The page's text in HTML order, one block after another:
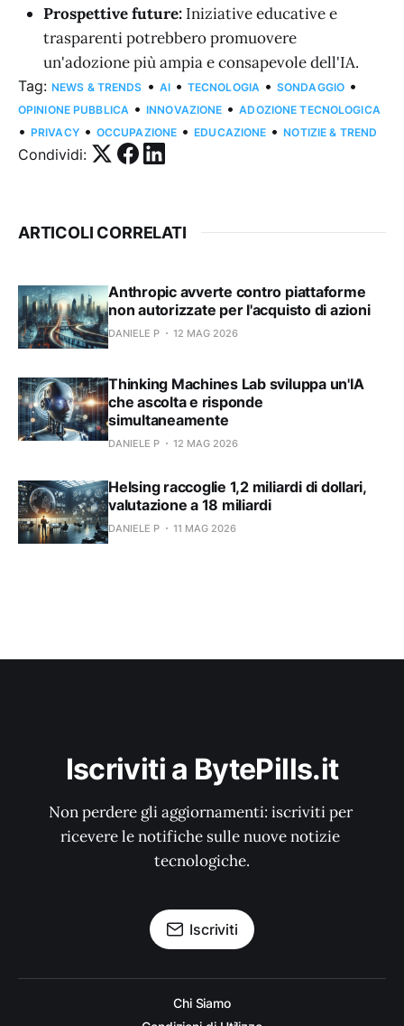
Prospettive future: Iniziative educative e
trasparenti potrebbero promuovere
un'adozione più ampia e consapevole dell'IA.
Tag: NEWS & TRENDS • AI • TECNOLOGIA • SONDAGGIO •
OPINIONE PUBBLICA • INNOVAZIONE • ADOZIONE TECNOLOGICA
• PRIVACY • OCCUPAZIONE • EDUCAZIONE • NOTIZIE & TREND
Condividi:
ARTICOLI CORRELATI
Anthropic avverte contro piattaforme
non autorizzate per l'acquisto di azioni
DANIELE P 12 MAG 2026
Thinking Machines Lab sviluppa un'IA
che ascolta e risponde
simultaneamente
DANIELE P 12 MAG 2026
Helsing raccoglie 1,2 miliardi di dollari,
valutazione a 18 miliardi
DANIELE P 11 MAG 2026
Iscriviti a BytePills.it
Non perdere gli aggiornamenti: iscriviti per
ricevere le notifiche sulle nuove notizie
tecnologiche.
Iscriviti
Chi Siamo